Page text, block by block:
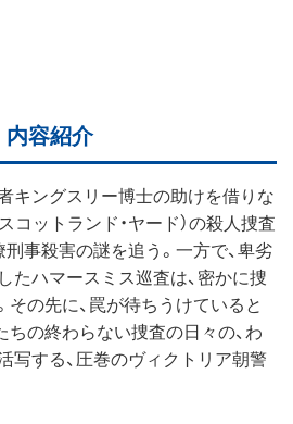
内容紹介
キングスリー博士の助けを借りな
コットランド・ヤード）の殺人捜査
事殺害の謎を追う。一方で、卑劣
たハマースミス巡査は、密かに捜
の先に、罠が待ちうけていると
の終わらない捜査の日々の、わ
写する、圧巻のヴィクトリア朝警